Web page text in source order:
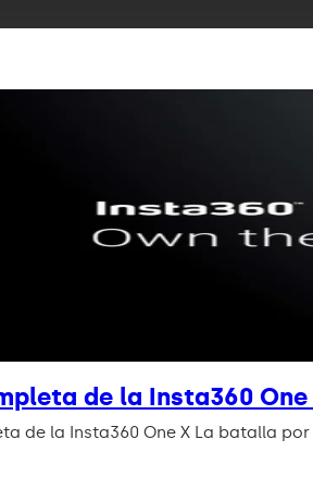
de la Insta360 One
de la Insta360 One X La batalla